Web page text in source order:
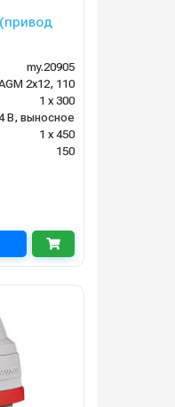
my.20905
2х12, 110
1 х 300
В, выносное
1 х 450
150